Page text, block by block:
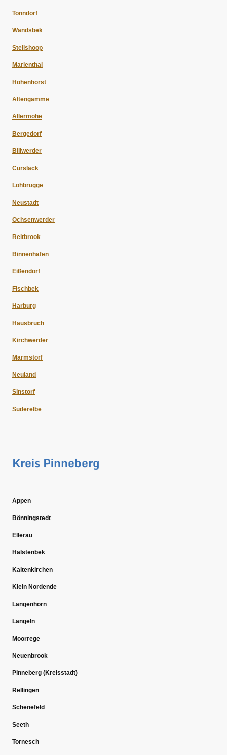
Tonndorf
Wandsbek
Steilshoop
Marienthal
Hohenhorst
Altengamme
Allermöhe
Bergedorf
Billwerder
Curslack
Lohbrügge
Neustadt
Ochsenwerder
Reitbrook
Binnenhafen
Eißendorf
Fischbek
Harburg
Hausbruch
Kirchwerder
Marmstorf
Neuland
Sinstorf
Süderelbe
Kreis Pinneberg
Appen
Bönningstedt
Ellerau
Halstenbek
Kaltenkirchen
Klein Nordende
Langenhorn
Langeln
Moorrege
Neuenbrook
Pinneberg (Kreisstadt)
Rellingen
Schenefeld
Seeth
Tornesch